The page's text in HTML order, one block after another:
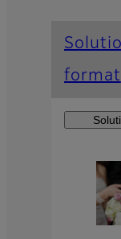
format